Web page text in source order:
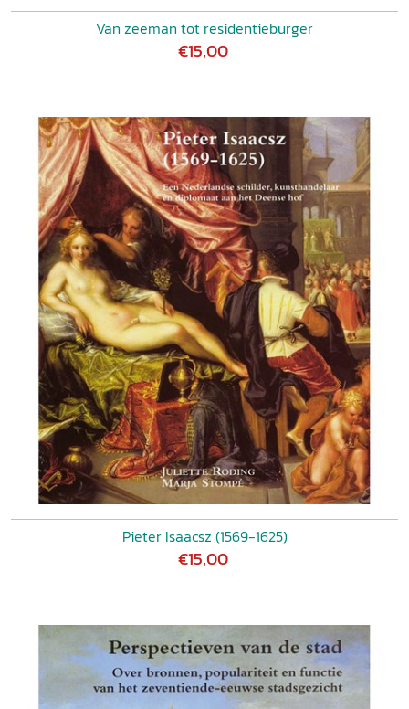
Van zeeman tot residentieburger
€15,00
Pieter Isaacsz (1569-1625)
€15,00